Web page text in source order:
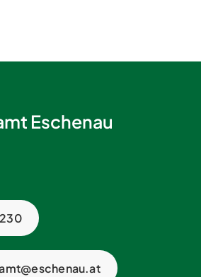
Eschenau